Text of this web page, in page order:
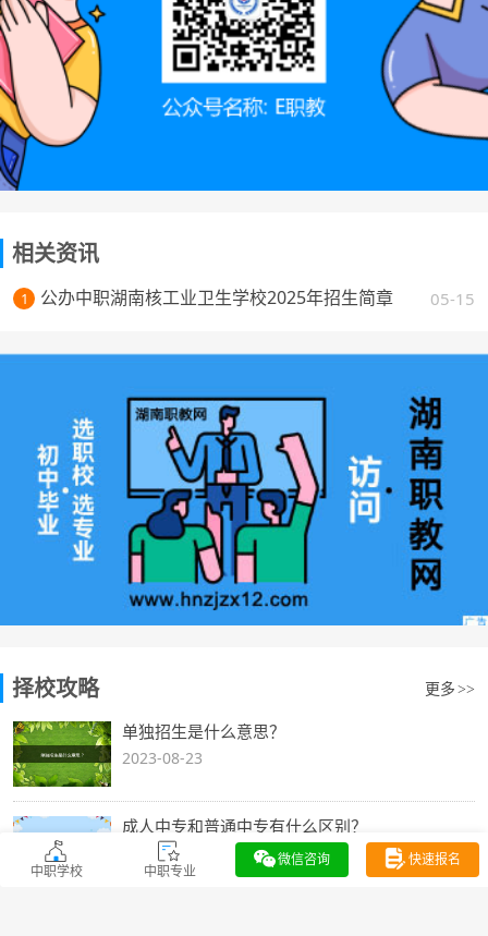
相关资讯
1 05-15
公办中职湖南核工业卫生学校2025年招生简章
择校攻略 更多 >>
单独招生是什么意思？
2023-08-23
成人中专和普通中专有什么区别？
2023-08-23
中职学校 中职专业
微信咨询 快速报名